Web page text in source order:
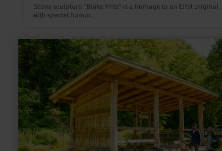
Stone sculpture "Bläke Fritz" is a homage to an Eifel original
with special humor.
learn
more
about:
Natural
monument
"Prümer
Tor"